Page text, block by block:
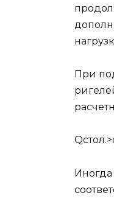
При